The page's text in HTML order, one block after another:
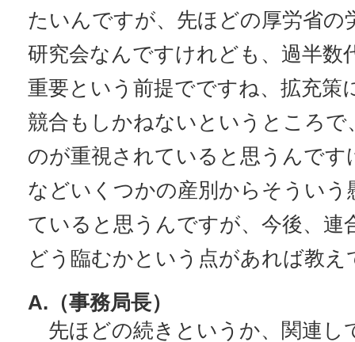
たいんですが、先ほどの厚労省の
研究会なんですけれども、過半数
重要という前提でですね、拡充策
競合もしかねないというところで
のが重視されていると思うんです
などいくつかの産別からそういう
ていると思うんですが、今後、連
どう臨むかという点があれば教え
A.（事務局長）
先ほどの続きというか、関連し